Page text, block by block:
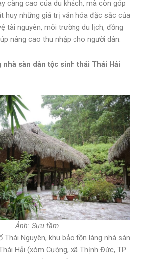
càng cao của du khách, mà còn góp
huy những giá trị văn hóa đặc sắc của
tài nguyên, môi trường du lịch, đồng
nâng cao thu nhập cho người dân.
nhà sàn dân tộc sinh thái Thái Hải
Ảnh: Sưu tầm
Thái Nguyên, khu bảo tồn làng nhà sàn
Hải (xóm Cường, xã Thịnh Đức, TP